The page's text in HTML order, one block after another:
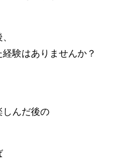
験はありませんか？
しんだ後の